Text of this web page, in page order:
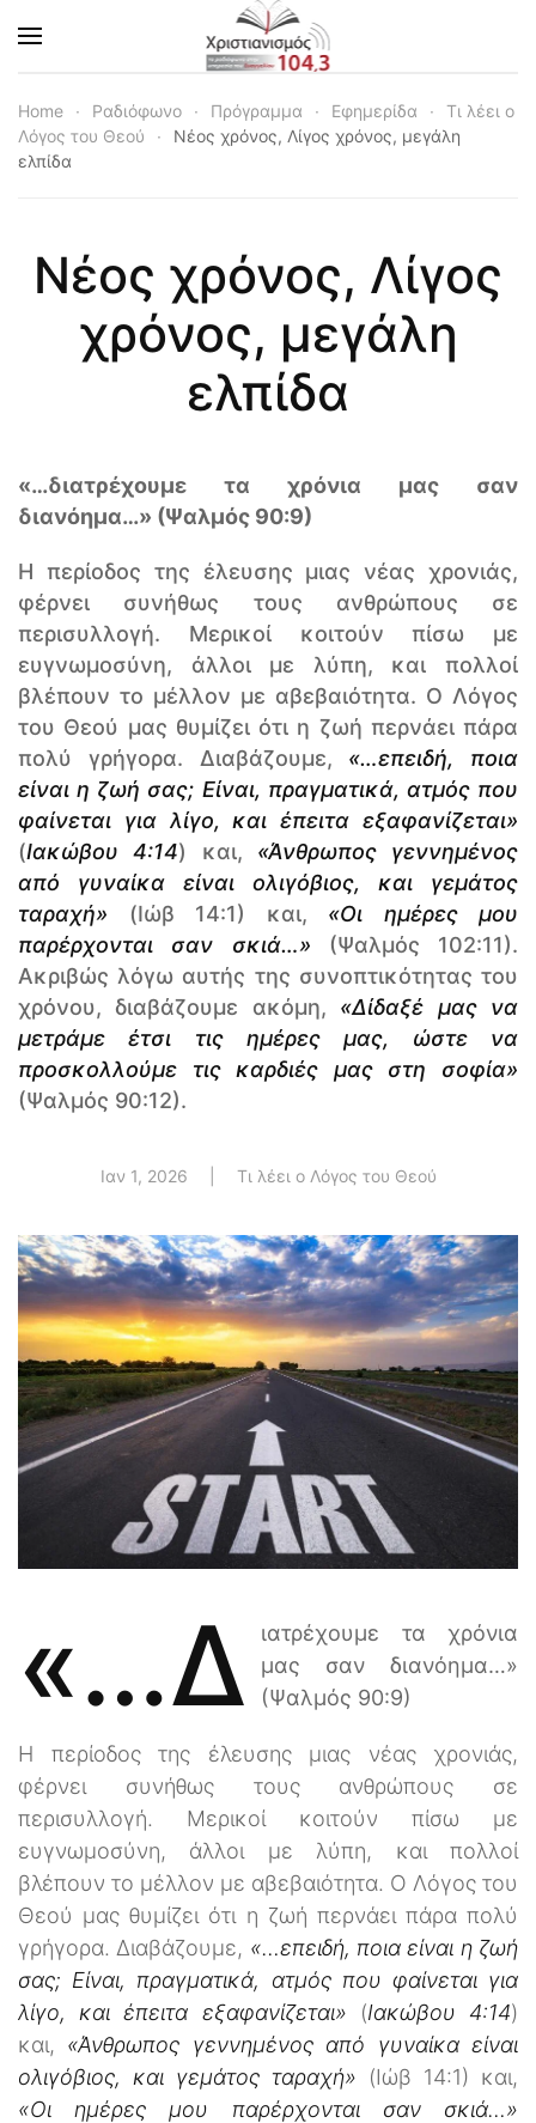
Skip to main content
Home Ραδιόφωνο Πρόγραμμα Εφημερίδα
Τι λέει ο
Λόγος του Θεού
Νέος χρόνος, Λίγος χρόνος, μεγάλη
ελπίδα
Νέος χρόνος, Λίγος
χρόνος, μεγάλη
ελπίδα
«…διατρέχουμε τα χρόνια μας σαν
διανόημα…» (Ψαλμός 90:9)
Η περίοδος της έλευσης μιας νέας χρονιάς,
φέρνει συνήθως τους ανθρώπους σε
περισυλλογή. Μερικοί κοιτούν πίσω με
ευγνωμοσύνη, άλλοι με λύπη, και πολλοί
βλέπουν το μέλλον με αβεβαιότητα. Ο Λόγος
του Θεού μας θυμίζει ότι η ζωή περνάει πάρα
πολύ γρήγορα. Διαβάζουμε, «…επειδή, ποια
είναι η ζωή σας; Είναι, πραγματικά, ατμός που
φαίνεται για λίγο, και έπειτα εξαφανίζεται»
(Ιακώβου 4:14) και, «Άνθρωπος γεννημένος
από γυναίκα είναι ολιγόβιος, και γεμάτος
ταραχή» (Ιώβ 14:1) και, «Οι ημέρες μου
παρέρχονται σαν σκιά…» (Ψαλμός 102:11).
Ακριβώς λόγω αυτής της συνοπτικότητας του
χρόνου, διαβάζουμε ακόμη, «Δίδαξέ μας να
μετράμε έτσι τις ημέρες μας, ώστε να
προσκολλούμε τις καρδιές μας στη σοφία»
(Ψαλμός 90:12).
Ιαν 1, 2026 Τι λέει ο Λόγος του Θεού
«…δ
ιατρέχουμε τα χρόνια
μας σαν διανόημα…»
(Ψαλμός 90:9)
Η περίοδος της έλευσης μιας νέας χρονιάς,
φέρνει συνήθως τους ανθρώπους σε
περισυλλογή. Μερικοί κοιτούν πίσω με
ευγνωμοσύνη, άλλοι με λύπη, και πολλοί
βλέπουν το μέλλον με αβεβαιότητα. Ο Λόγος του
Θεού μας θυμίζει ότι η ζωή περνάει πάρα πολύ
γρήγορα. Διαβάζουμε, «…επειδή, ποια είναι η ζωή
σας; Είναι, πραγματικά, ατμός που φαίνεται για
λίγο, και έπειτα εξαφανίζεται» (Ιακώβου 4:14)
και, «Άνθρωπος γεννημένος από γυναίκα είναι
ολιγόβιος, και γεμάτος ταραχή» (Ιώβ 14:1) και,
«Οι ημέρες μου παρέρχονται σαν σκιά…»